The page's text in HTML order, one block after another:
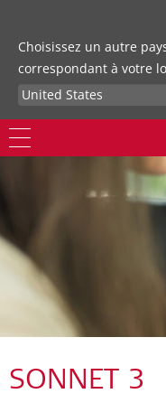
Choisissez un autre
correspondant à votre
SONNET 3